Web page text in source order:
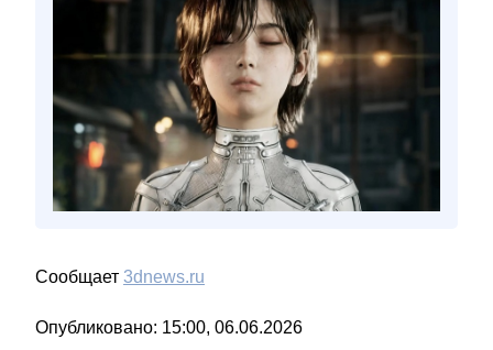
Сообщает 3dnews.ru
Опубликовано: 15:00, 06.06.2026